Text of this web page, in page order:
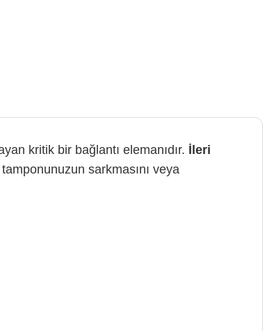
kritik bir bağlantı elemanıdır. İleri
sarkmasını veya